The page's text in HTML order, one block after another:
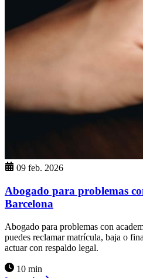
09 feb. 2026
Abogado para problemas
Barcelona
Abogado para problemas con
puedes reclamar matrícula, baja o
actuar con respaldo legal.
10 min